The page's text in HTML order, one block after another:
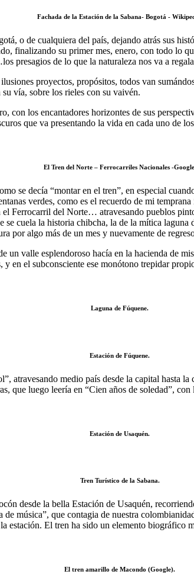
Fachada de la Estación de la Sabana- Bogotá -
o de cualquiera del país, dejando atrás sus
finalizando su primer mes, enero, con todo
presagios de lo que la naturaleza nos va a
proyectos, propósitos, todos van
vía, sobre los rieles con su vaivén.
con los encantadores horizontes de sus
que va presentando la vida en cada uno de
El Tren del Norte – Ferrocarriles Nacionales -
se decía “montar en el tren”, en especial
verdes, como es el recuerdo de mi
Ferrocarril del Norte… atravesando pueblos
cuela la historia chibcha, la de la mítica
por algo más de un mes y nuevamente de
un valle esplendoroso hacía en la hacienda de
en el subconsciente ese monótono trepidar
Laguna de Fúquene.
Estación de Fúquene.
medio país desde la capital hasta
que luego leería en “Cien años de soledad”,
Estación de Usaquén.
Tren Turístico de la Sabana.
desde la bella Estación de Usaquén,
música”, que contagia de nuestra
estación. El tren ha sido un elemento biográfico
El tren amarillo de Macondo (Google).